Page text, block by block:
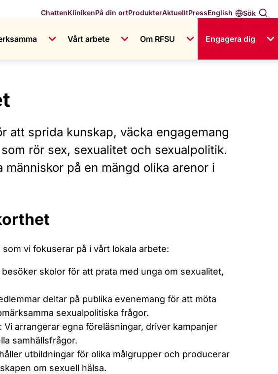
Sök
English
ChattenKlinikenPå din ortProdukterAktuelltPress
Vårt arbete Om RFSU Engagera dig
att sprida kunskap, väcka engagemang
rör sex, sexualitet och sexualpolitik.
på en mängd olika arenor i
vi fokuserar på i vårt lokala arbete:
skolor för att prata med unga om sexualitet,
deltar på publika evenemang för att möta
sexualpolitiska frågor.
Vi arrangerar egna föreläsningar, driver kampanjer
samhällsfrågor.
utbildningar för olika målgrupper och producerar
om sexuell hälsa.